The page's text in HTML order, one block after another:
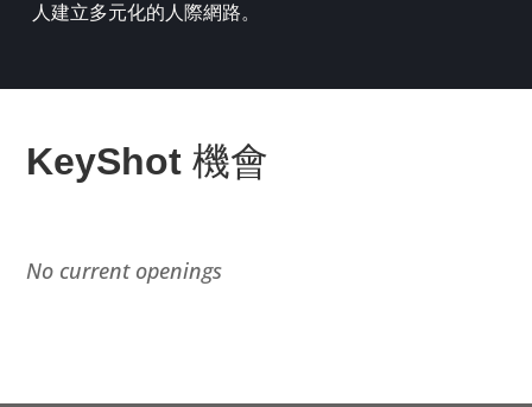
人建立多元化的人際網路。
KeyShot機會
No current openings